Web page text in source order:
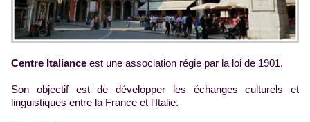
Centre Italiance est une association régie par la loi de 1901.
Son objectif est de développer les échanges culturels et
linguistiques entre la France et l'Italie.